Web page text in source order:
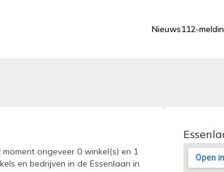
Nieuws112-
ongeveer 0 winkel(s) en 1
en bedrijven in de Essenlaan in